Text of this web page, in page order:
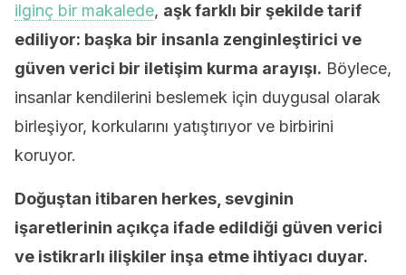
ilginç bir makalede, aşk farklı bir şekilde tarif
ediliyor: başka bir insanla zenginleştirici ve
güven verici bir iletişim kurma arayışı. Böylece,
insanlar kendilerini beslemek için duygusal olarak
birleşiyor, korkularını yatıştırıyor ve birbirini
koruyor.
Doğuştan itibaren herkes, sevginin
işaretlerinin açıkça ifade edildiği güven verici
ve istikrarlı ilişkiler inşa etme ihtiyacı duyar.